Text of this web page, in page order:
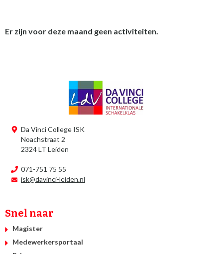
Er zijn voor deze maand geen activiteiten.
Da Vinci College ISK
Noachstraat 2
2324 LT Leiden
071-751 75 55
isk@davinci-leiden.nl
Snel naar
Magister
Medewerkersportaal